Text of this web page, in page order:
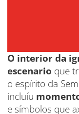
O interior da
escenario que
o espírito da
incluíu
e símbolos que